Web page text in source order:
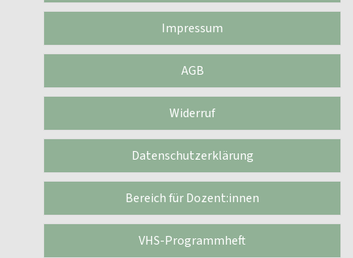
Impressum
AGB
Widerruf
Datenschutzerklärung
Bereich für Dozent:innen
VHS-Programmheft